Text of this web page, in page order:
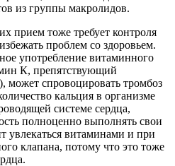
из группы макролидов.
прием тоже требует контроля
проблем со здоровьем.
употребление витаминного
К, препятствующий
может спровоцировать тромбоз
кальция в организме
системе сердца,
полноценно выполнять свои
увлекаться витаминами и при
клапана, потому что это тоже